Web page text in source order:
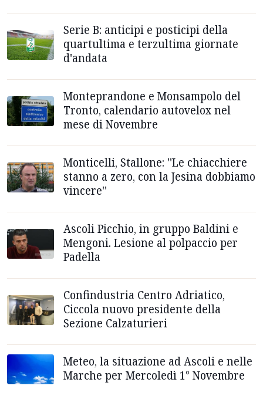
Serie B: anticipi e posticipi della
quartultima e terzultima giornate
d'andata
Monteprandone e Monsampolo del
Tronto, calendario autovelox nel
mese di Novembre
Monticelli, Stallone: ''Le chiacchiere
stanno a zero, con la Jesina dobbiamo
vincere''
Ascoli Picchio, in gruppo Baldini e
Mengoni. Lesione al polpaccio per
Padella
Confindustria Centro Adriatico,
Ciccola nuovo presidente della
Sezione Calzaturieri
Meteo, la situazione ad Ascoli e nelle
Marche per Mercoledì 1° Novembre